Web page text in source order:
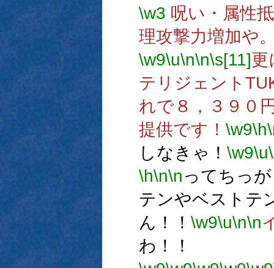
\w3 呪い・属性
理攻撃力増加や
\w9\u\n\n\s[11]更
テリジェント
れで８，３９０
提供です！ \w9\h
しなきゃ！ \w9\u
\h\n\nってちっ
テンやベストテ
ん！！ \w9\u\n\n
わ！！